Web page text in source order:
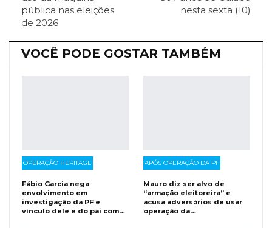
Facebook Messenger O email
pública nas eleições
de 2026
nesta sexta (10)
VOCÊ PODE GOSTAR TAMBÉM
OPERAÇÃO HERITAGE
Fábio Garcia nega
envolvimento em
investigação da PF e
vínculo dele e do pai com…
APÓS OPERAÇÃO DA PF
Mauro diz ser alvo de
“armação eleitoreira” e
acusa adversários de usar
operação da…